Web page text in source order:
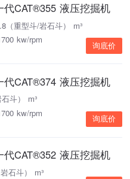
代CAT®355 液压挖掘机
（重型斗/岩石斗） m³
kw/rpm
询底价
代CAT®374 液压挖掘机
斗） m³
kw/rpm
询底价
代CAT®352 液压挖掘机
石斗） m³